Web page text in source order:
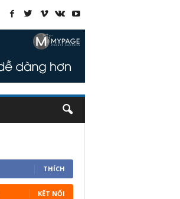
THÍCH
KẾT NỐI